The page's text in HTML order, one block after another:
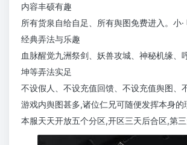
内容丰硕有趣
所有货泉自给自足、所有舆图免费进入。小·
经典弄法与乐趣
血脉醒觉九洲祭剑、妖兽攻城、神秘机缘、
坤等弄法实足
不设假人、不设充值回馈、不设充值舆图、
游戏内舆图甚多,诸位仁兄可随便发挥本身的
本服天天开放五个分区,开区三天后合区,第